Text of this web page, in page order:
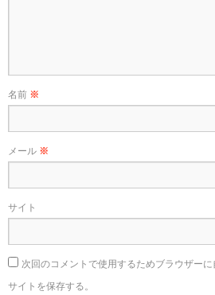
名前 ※
メール ※
サイト
次回のコメントで使用するためブラウザーに
サイトを保存する。